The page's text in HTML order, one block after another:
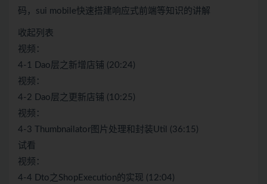
码，sui mobile快速搭建响应式前端等知识的讲解
收起列表
视频：
4-1 Dao层之新增店铺 (20:24)
视频：
4-2 Dao层之更新店铺 (10:25)
视频：
4-3 Thumbnailator图片处理和封装Util (36:15)
试看
视频：
4-4 Dto之ShopExecution的实现 (12:04)